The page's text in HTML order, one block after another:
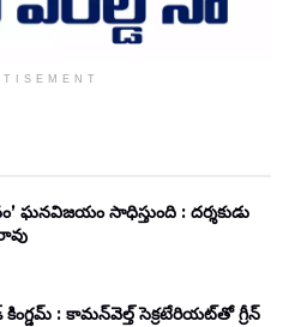
ఘనవిజయం సాధిస్తుంది : దర్శకుడు
: కామన్‌వెల్త్ సెక్రటేరియట్‌తో గ్రీన్